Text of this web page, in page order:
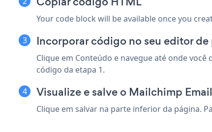
Your code block will be available once you
Incorporar código no seu editor
Clique em Conteúdo e navegue até onde
código da etapa 1.
Visualize e salve o Mailchimp
Clique em salvar na parte inferior da página.